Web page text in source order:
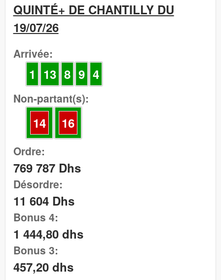
QUINTÉ+ DE CHANTILLY DU
19/07/26
Arrivée:
1 13 8 9 4
Non-partant(s):
14 16
Ordre:
769 787 Dhs
Désordre:
11 604 Dhs
Bonus 4:
1 444,80 dhs
Bonus 3:
457,20 dhs